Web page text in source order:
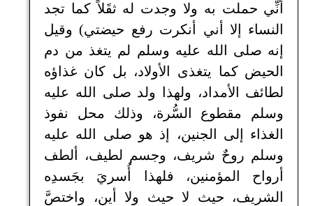
أنِّي حملت به ولا وجدت له ثقَلاً كما تجد
النساء إلا أني أنكرت رفع حيضتي) وقيل
إنه صلى الله عليه وسلم لم يتغذ من دم
الحيض كما يتغذى الأولاد، بل كان غذاؤه
لطائف الأمداد، ولهذا ولد صلى الله عليه
وسلم مقطوع السُّرة، وذلك محل نفوذ
الغذاء إلى الجنين، إذ هو صلى الله عليه
وسلم روحٌ شريف، وجسم لطيف، ألطف
أرواح المؤمنين، فلهذا أُسريَ بجَسدِه
الشريف، حيث لا حيث ولا أين، واختصَّ